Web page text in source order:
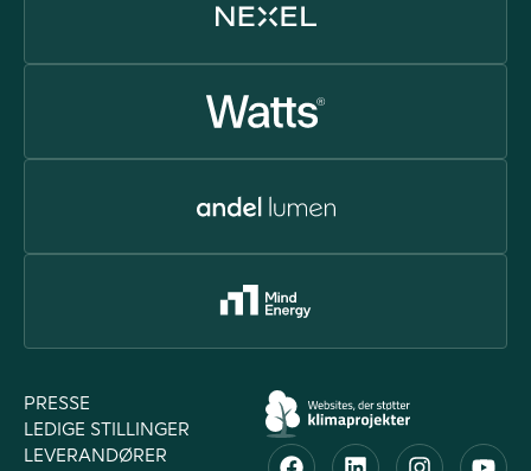
PRESSE
LEDIGE STILLINGER
LEVERANDØRER